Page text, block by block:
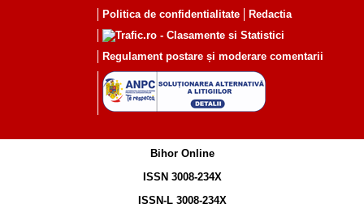
Politica de confidentialitate
Redactia
Regulament postare și moderare comentarii
Bihor Online
ISSN 3008-234X
ISSN-L 3008-234X